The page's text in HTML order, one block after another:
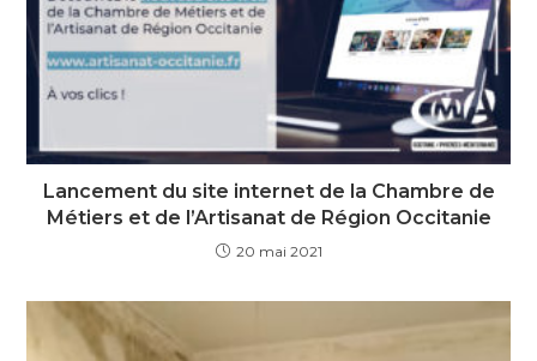
Lancement du site internet de la Chambre de
Métiers et de l’Artisanat de Région Occitanie
20 mai 2021